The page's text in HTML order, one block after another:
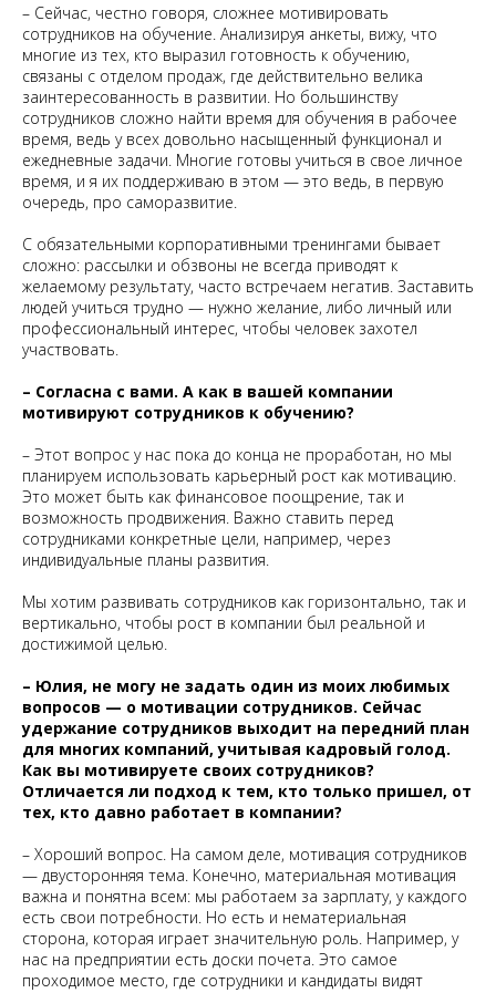
– Сейчас, честно говоря, сложнее мотивировать
сотрудников на обучение. Анализируя анкеты, вижу, что
многие из тех, кто выразил готовность к обучению,
связаны с отделом продаж, где действительно велика
заинтересованность в развитии. Но большинству
сотрудников сложно найти время для обучения в рабочее
время, ведь у всех довольно насыщенный функционал и
ежедневные задачи. Многие готовы учиться в свое личное
время, и я их поддерживаю в этом — это ведь, в первую
очередь, про саморазвитие.
С обязательными корпоративными тренингами бывает
сложно: рассылки и обзвоны не всегда приводят к
желаемому результату, часто встречаем негатив. Заставить
людей учиться трудно — нужно желание, либо личный или
профессиональный интерес, чтобы человек захотел
участвовать.
– Согласна с вами. А как в вашей компании
мотивируют сотрудников к обучению?
– Этот вопрос у нас пока до конца не проработан, но мы
планируем использовать карьерный рост как мотивацию.
Это может быть как финансовое поощрение, так и
возможность продвижения. Важно ставить перед
сотрудниками конкретные цели, например, через
индивидуальные планы развития.
Мы хотим развивать сотрудников как горизонтально, так и
вертикально, чтобы рост в компании был реальной и
достижимой целью.
– Юлия, не могу не задать один из моих любимых
вопросов — о мотивации сотрудников. Сейчас
удержание сотрудников выходит на передний план
для многих компаний, учитывая кадровый голод.
Как вы мотивируете своих сотрудников?
Отличается ли подход к тем, кто только пришел, от
тех, кто давно работает в компании?
– Хороший вопрос. На самом деле, мотивация сотрудников
— двусторонняя тема. Конечно, материальная мотивация
важна и понятна всем: мы работаем за зарплату, у каждого
есть свои потребности. Но есть и нематериальная
сторона, которая играет значительную роль. Например, у
нас на предприятии есть доски почета. Это самое
проходимое место, где сотрудники и кандидаты видят